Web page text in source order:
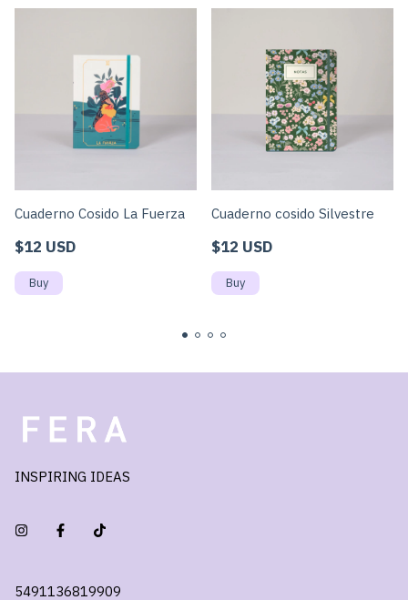
Cuaderno Cosido La Fuerza
$12 USD
Cuaderno cosido Silvestre
$12 USD
INSPIRING IDEAS
5491136819909